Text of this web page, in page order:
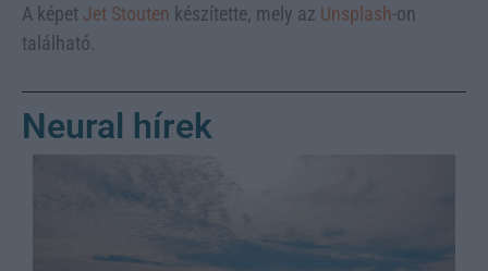
A képet Jet Stouten készítette, mely az Unsplash-on
található.
Neural hírek